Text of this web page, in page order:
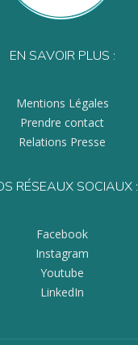
EN SAVOIR PLUS :
Mentions Légales
Prendre contact
Relations Presse
RÉSEAUX SOCIAUX :
Facebook
Instagram
Youtube
LinkedIn